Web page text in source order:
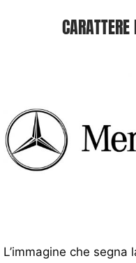
L’immagine che